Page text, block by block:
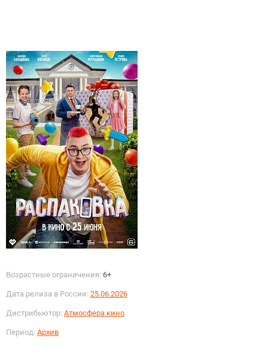
Возрастные ограничения: 6+
Дата релиза в России: 25.06.2026
Дистрибьютор: Атмосфера кино
Период: Архив